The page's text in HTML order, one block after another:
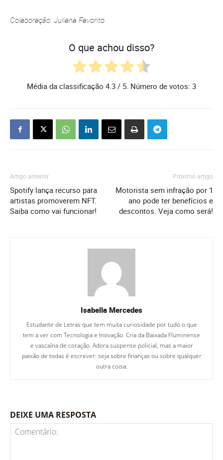
Colaboração: Juliana Favorito
O que achou disso?
Média da classificação 4.3 / 5. Número de votos: 3
Artigo anterior
Spotify lança recurso para
artistas promoverem NFT.
Saiba como vai funcionar!
Próximo artigo
Motorista sem infração por 1
ano pode ter benefícios e
descontos. Veja como será!
Isabella Mercedes
Estudante de Letras que tem muita curiosidade por tudo o que
tem a ver com Tecnologia e Inovação. Cria da Baixada Fluminense
e vascaína de coração. Adora suspense policial, mas a maior
paixão de todas é escrever: seja sobre finanças ou sobre qualquer
outra coisa.
DEIXE UMA RESPOSTA